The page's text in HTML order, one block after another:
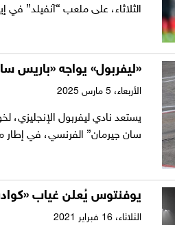
الثلاثاء، على ملعب “آنفيلد”
«ليفربول» يواجه «باريس
الأربعاء،
يستعد نادي ليفربول
سان جيرمان” الفرنسي، في إطار
يوفنتوس يُعلن غياب
الثلاثاء،